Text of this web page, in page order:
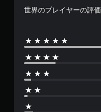
世界のプレイヤーの評価